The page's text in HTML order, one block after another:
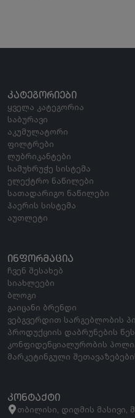
ᲙᲐᲢᲔᲒᲝᲠᲘᲔᲑᲘ
ყველა კატეგორია
საბურავი
აკუმულატორი
ფილტრები
ლუბრიკანტები
სამუხრუჭე სისტემა
ელექტრო ნაწილები
სათადარიგო ნაწილები
ჰაერის სისტემა
აუთლეტი
ᲘᲜᲤᲝᲠᲛᲐᲪᲘᲐ
ჩვენ შესახებ
სიახლეები
ბლოგი
გაიცანი ბრენდი
ვებგვერდით სარგებლობის
პროდუქციის დაბრუნების
კონფიდენციალურობის
მარკეტინგული
ᲙᲝᲜᲢᲐᲥᲢᲘ
თბილისი, დიღმის მასივი,